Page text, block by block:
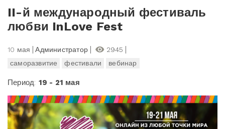
II-й международный фестиваль
любви InLove Fest
10 мая Администратор
2945
саморазвитие
фестивали вебинар
Период: 19 - 21 мая